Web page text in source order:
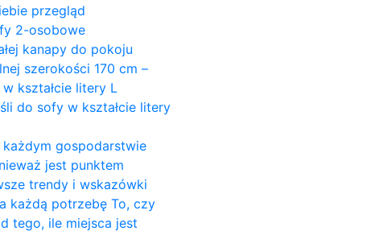
przegląd
2-osobowe
kanapy do pokoju
szerokości 170 cm –
kształcie litery L
do sofy w kształcie litery
każdym gospodarstwie
jest punktem
trendy i wskazówki
każdą potrzebę To, czy
tego, ile miejsca jest